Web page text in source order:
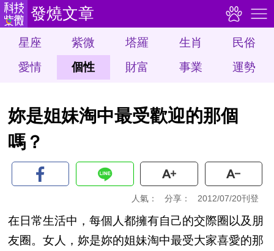
發燒文章
星座 紫微 塔羅 生肖
民俗
愛情
個性 財富 事業 運勢
妳是姐妹淘中最受歡迎的那個
嗎？
人氣： 分享： 2012/07/20刊登
在日常生活中，每個人都擁有自己的交際圈以及朋
友圈。女人，妳是妳的姐妹淘中最受大家喜愛的那